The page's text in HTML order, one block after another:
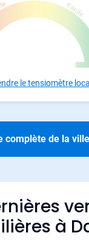
le tensiomètre
complète de la ville
à